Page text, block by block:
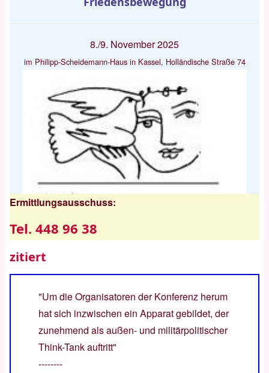
8./9. November 2025
im Philipp-Scheidemann-Haus in Kassel, Holländische Straße 74
Ermittlungsausschuss:
Tel. 448 96 38
zitiert
"Um die Organisatoren der Konferenz herum
hat sich inzwischen ein Apparat gebildet, der
zunehmend als außen- und militärpolitischer
Think-Tank auftritt"
--------